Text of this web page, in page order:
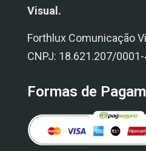
Visual.
Forthlux Comunicação
CNPJ: 18.621.207/
Formas de